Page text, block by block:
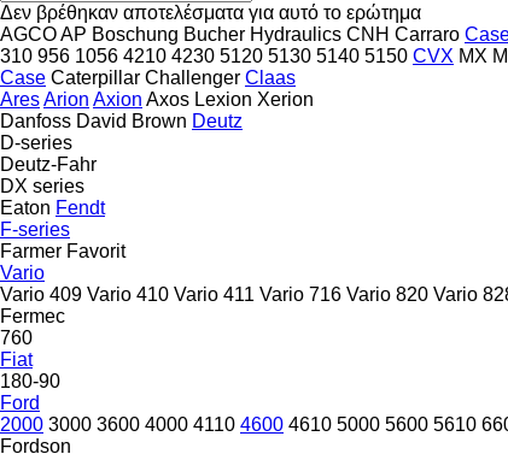
Δεν βρέθηκαν αποτελέσματα για αυτό το ερώτημα
AGCOAP Boschung Bucher Hydraulics CNH Carraro
310 956 1056 4210 4230 5120 5130 5140 5150 CVX MX
Case Caterpillar Challenger Claas
AresArion Axion Axos Lexion Xerion
Danfoss David Brown Deutz
D-series
Deutz-Fahr
DX series
Eaton Fendt
F-series
Farmer Favorit
Vario
Vario 409 Vario 410 Vario 411 Vario 716 Vario 820 Vario
Fermec
760
Fiat
180-90
Ford
2000 3000 3600 4000 4110 4600 4610 5000 5600 5610
Fordson